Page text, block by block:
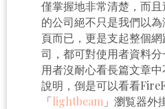
僅掌握地非常清楚，而
的公司絕不只是我們以
頁而已，更是支起整個
司，都可對使用者資料
用者沒耐心看長篇文章
說明，倒是可以看看
「lightbeam 」瀏覧器外